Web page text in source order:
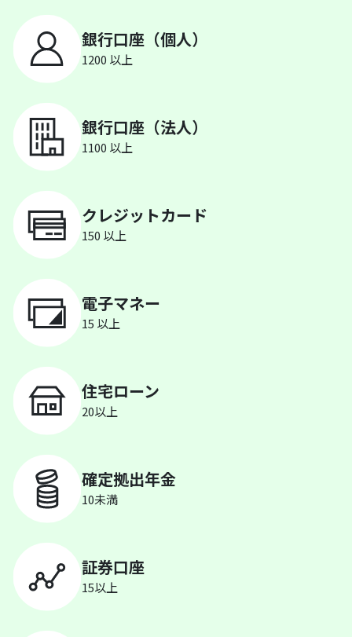
銀行口座（個人）
1200 以上
銀行口座（法人）
1100 以上
クレジットカード
150 以上
電子マネー
15 以上
住宅ローン
20以上
確定拠出年金
10未満
証券口座
15以上